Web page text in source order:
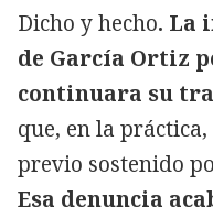
Dicho y hecho. La
de García Ortiz
continuara su
que, en la
previo sostenido
Esa denuncia